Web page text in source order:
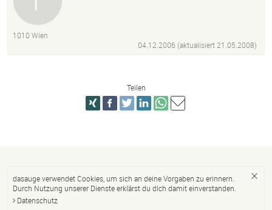
1010 Wien
04.12.2006 (aktualisiert21.05.2008)
Teilen
dasauge verwendet Cookies, um sich an deine Vorgaben zu erinnern.
Durch Nutzung unserer Dienste erklärst du dich damit einverstanden.
Datenschutz